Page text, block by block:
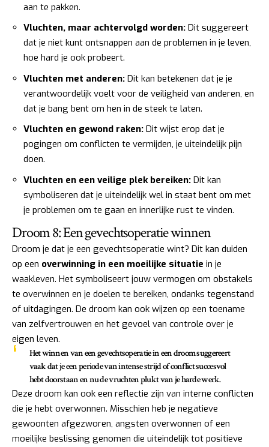
aan te pakken.
Vluchten, maar achtervolgd worden: Dit suggereert
dat je niet kunt ontsnappen aan de problemen in je leven,
hoe hard je ook probeert.
Vluchten met anderen: Dit kan betekenen dat je je
verantwoordelijk voelt voor de veiligheid van anderen, en
dat je bang bent om hen in de steek te laten.
Vluchten en gewond raken: Dit wijst erop dat je
pogingen om conflicten te vermijden, je uiteindelijk pijn
doen.
Vluchten en een veilige plek bereiken: Dit kan
symboliseren dat je uiteindelijk wel in staat bent om met
je problemen om te gaan en innerlijke rust te vinden.
Droom 8: Een gevechtsoperatie winnen
Droom je dat je een gevechtsoperatie wint? Dit kan duiden
op een overwinning in een moeilijke situatie in je
waakleven. Het symboliseert jouw vermogen om obstakels
te overwinnen en je doelen te bereiken, ondanks tegenstand
of uitdagingen. De droom kan ook wijzen op een toename
van zelfvertrouwen en het gevoel van controle over je
eigen leven.
Het winnen van een gevechtsoperatie in een droom suggereert
vaak dat je een periode van intense strijd of conflict succesvol
hebt doorstaan en nu de vruchten plukt van je harde werk.
Deze droom kan ook een reflectie zijn van interne conflicten
die je hebt overwonnen. Misschien heb je negatieve
gewoonten afgezworen, angsten overwonnen of een
moeilijke beslissing genomen die uiteindelijk tot positieve